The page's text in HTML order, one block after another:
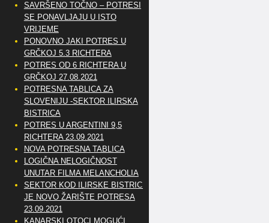
SAVRŠENO TOČNO – POTRESI
SE PONAVLJAJU U ISTO
VRIJEME
PONOVNO JAKI POTRES U
GRČKOJ 5.3 RICHTERA
POTRES OD 6 RICHTERA U
GRČKOJ 27.08.2021
POTRESNA TABLICA ZA
SLOVENIJU -SEKTOR ILIRSKA
BISTRICA
POTRES U ARGENTINI 9,5
RICHTERA 23.09.2021
NOVA POTRESNA TABLICA
LOGIČNA NELOGIČNOST
UNUTAR FILMA MELANCHOLIA
SEKTOR KOD ILIRSKE BISTRICE
JE NOVO ŽARIŠTE POTRESA
23.09.2021
KANARSKI OTOCI MOGUĆI